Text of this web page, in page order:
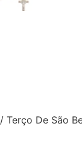
/ Terço De São